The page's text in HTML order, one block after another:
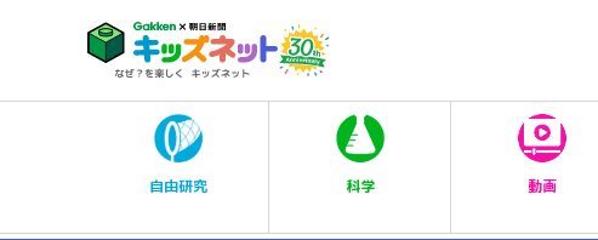
自由研究 科学 動画